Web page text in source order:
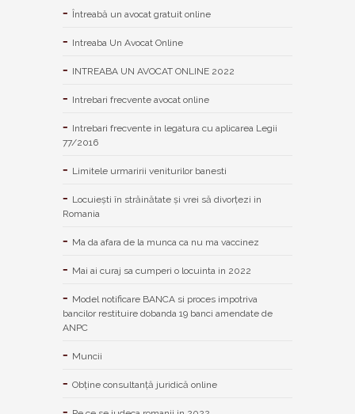
Întreabă un avocat gratuit online
Intreaba Un Avocat Online
INTREABA UN AVOCAT ONLINE 2022
Intrebari frecvente avocat online
Intrebari frecvente in legatura cu aplicarea Legii
77/2016
Limitele urmaririi veniturilor banesti
Locuiești în străinătate și vrei să divorțezi in
Romania
Ma da afara de la munca ca nu ma vaccinez
Mai ai curaj sa cumperi o locuinta in 2022
Model notificare BANCA si proces impotriva
bancilor restituire dobanda 19 banci amendate de
ANPC
Muncii
Obține consultanță juridică online